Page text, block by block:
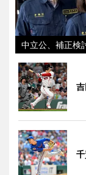
中立公、補正検